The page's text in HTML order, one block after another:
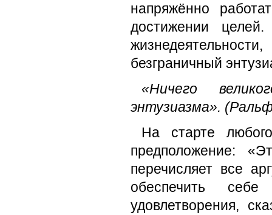
напряжённо
достижении
безграничный
«Ничего
энтузиазма».
На старте
предположение:
перечисляет все
обеспечить
удовлетворения,